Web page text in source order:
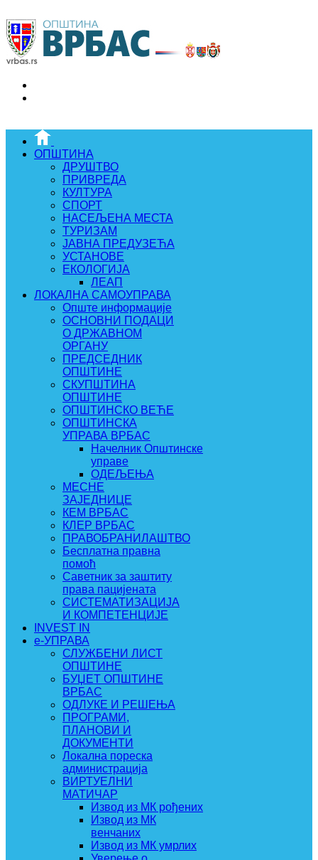
ОПШТИНА
ДРУШТВО
ПРИВРЕДА
КУЛТУРА
СПОРТ
НАСЕЉЕНА МЕСТА
ТУРИЗАМ
ЈАВНА ПРЕДУЗЕЋА
УСТАНОВЕ
ЕКОЛОГИЈА
ЛЕАП
ЛОКАЛНА САМОУПРАВА
Опште информације
ОСНОВНИ ПОДАЦИ
О ДРЖАВНОМ
ОРГАНУ
ПРЕДСЕДНИК
ОПШТИНЕ
СКУПШТИНА
ОПШТИНЕ
ОПШТИНСКО ВЕЋЕ
ОПШТИНСКА
УПРАВА ВРБАС
Начелник Општинске
управе
ОДЕЉЕЊА
МЕСНЕ
ЗАЈЕДНИЦЕ
КЕМ ВРБАС
КЛЕР ВРБАС
ПРАВОБРАНИЛАШТВО
Бесплатна правна
помоћ
Саветник за заштиту
права пацијената
СИСТЕМАТИЗАЦИЈА
И КОМПЕТЕНЦИЈЕ
INVEST IN
e-УПРАВА
СЛУЖБЕНИ ЛИСТ
ОПШТИНЕ
БУЏЕТ ОПШТИНЕ
ВРБАС
ОДЛУКЕ И РЕШЕЊА
ПРОГРАМИ,
ПЛАНОВИ И
ДОКУМЕНТИ
Локална пореска
администрација
ВИРТУЕЛНИ
МАТИЧАР
Извод из МК рођених
Извод из МК
венчаних
Извод из МК умрлих